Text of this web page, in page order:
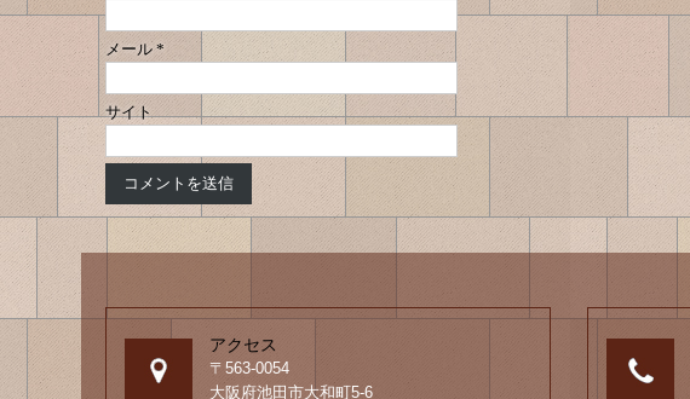
メール *
サイト
アクセス
〒563-0054
大阪府池田市大和町5-6